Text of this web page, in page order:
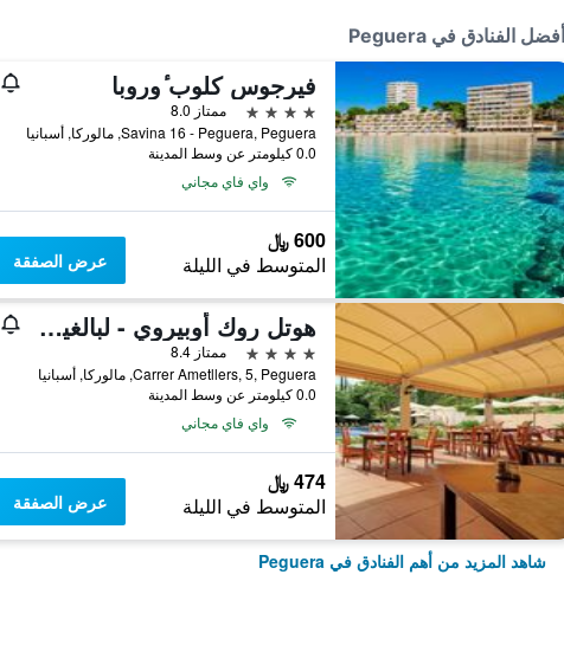
أفضل الفنادق في Peguera
فيرجوس كلوب ٔوروبا
4 نجوم
ممتاز 8.0
Savina 16 - Peguera, Peguera, مالوركا, أسبانيا
0.0 كيلومتر عن وسط المدينة
واي فاي مجاني
600 ﷼
المتوسط في الليلة عرض الصفقة
هوتل روك أوبيروي - لبالغين فقط
4 نجوم
ممتاز 8.4
Carrer Ametllers, 5, Peguera, مالوركا, أسبانيا
0.0 كيلومتر عن وسط المدينة
واي فاي مجاني
474 ﷼
المتوسط في الليلة عرض الصفقة
شاهد المزيد من أهم الفنادق في Peguera